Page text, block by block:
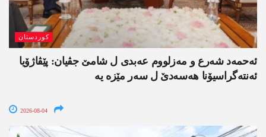
کوردستان
ئەحمەد شەرع و مەزلووم عەبدی ل شامێ جڤیان: پێڤاژۆیا
ئەنتەگراسیۆنا ھەسەدێ ل سەر مێزە یە
2026-08-04